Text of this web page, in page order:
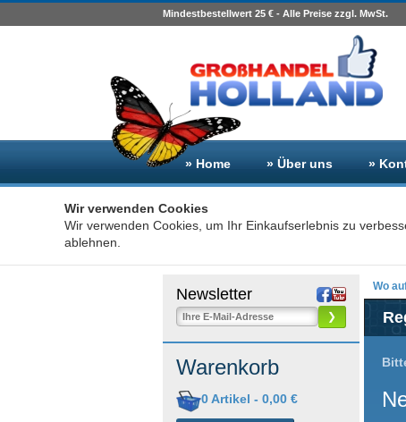
Mindestbestellwert 25 € - Alle Preise zzgl. MwSt.
» Home » Über uns »
Wir verwenden Cookies
Wir verwenden Cookies, um Ihr Einkaufserlebnis zu
ablehnen.
Newsletter
❯
Warenkorb
0 Artikel - 0,00 €
Wo